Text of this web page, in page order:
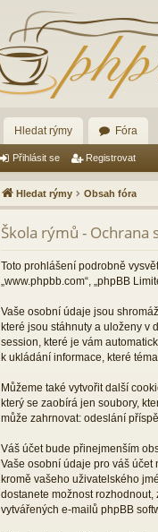
Hledat rýmy Fóra
Přihlásit se Registrovat
Hledat rýmy Obsah fóra
Škola rýmů - Ochrana
Toto prohlášení podrobně
„www.phpbb.com“, „phpBB
Vaše osobní údaje jsou
které jsou stáhnuty a uloženy v
session, které je vám
k ukládání informace, které
Můžeme také vytvořit další
který se zaobírá jen soubory,
může zahrnovat: odeslání
Váš účet bude přinejmenším
Vaše osobní údaje pro váš účet
kromě vašeho uživatelského
dostanete možnost
vytvářených e-mailů phpBB